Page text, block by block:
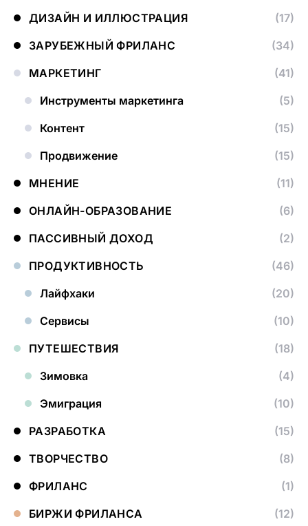
ДИЗАЙН И ИЛЛЮСТРАЦИЯ
(17)
ЗАРУБЕЖНЫЙ ФРИЛАНС
(34)
МАРКЕТИНГ
(41)
Инструменты маркетинга
(5)
Контент
(15)
Продвижение
(15)
МНЕНИЕ
(11)
ОНЛАЙН-ОБРАЗОВАНИЕ
(6)
ПАССИВНЫЙ ДОХОД
(2)
ПРОДУКТИВНОСТЬ
(46)
Лайфхаки
(20)
Сервисы
(10)
ПУТЕШЕСТВИЯ
(18)
Зимовка
(4)
Эмиграция
(10)
РАЗРАБОТКА
(15)
ТВОРЧЕСТВО
(8)
ФРИЛАНС
(1)
БИРЖИ ФРИЛАНСА
(12)